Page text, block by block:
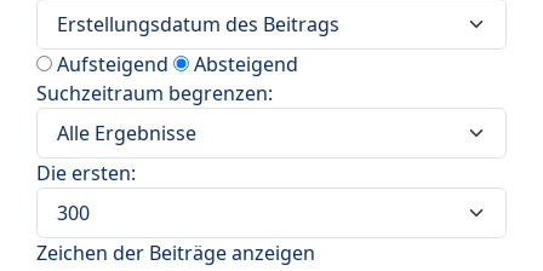
Aufsteigend
Absteigend
Suchzeitraum begrenzen:
Die ersten:
Zeichen der Beiträge anzeigen